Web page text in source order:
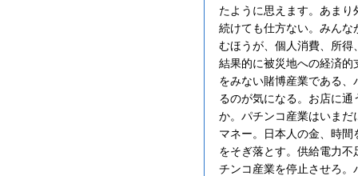
たように思えます。あま
続けても仕方ない。みんな
むほうが、個人消費、所得
結果的に被災地への経済
をみない賭博産業である
るのが気になる。お店に
か。パチンコ産業はいまだ
マネー。日本人の金、時
をそぎ落とす。供給電力
チンコ産業を停止させろ